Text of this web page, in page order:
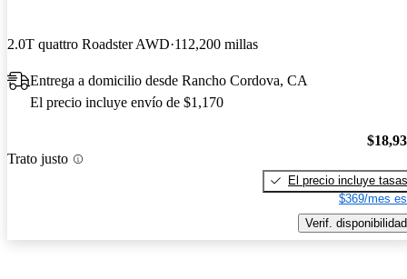
2.0T quattro Roadster AWD 112,200 millas
Entrega a domicilio desde Rancho Cordova, CA
El precio incluye envío de $1,170
Trato justo
El precio incluye tasas
$369/mes
Verif. disponibilidad